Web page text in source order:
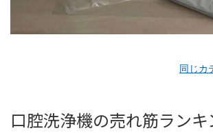
同じカ
口腔洗浄機の売れ筋ランキ